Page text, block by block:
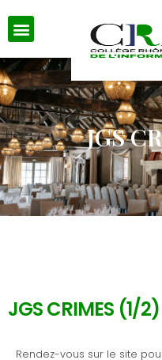
JGS
JGS CRIMES (1/2)
Rendez-vous sur le site